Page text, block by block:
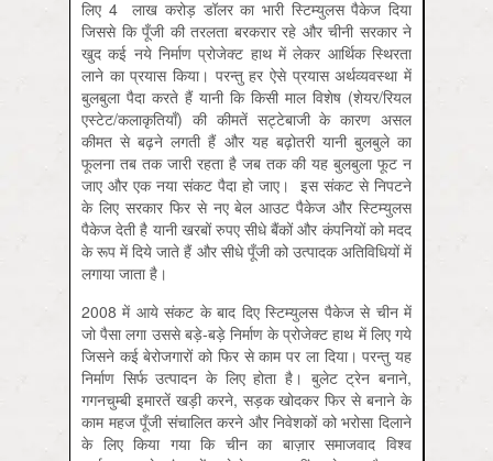
लिए 4 लाख करोड़ डॉलर का भारी स्टिम्युलस पैकेज दिया
जिससे कि पूँजी की तरलता बरकरार रहे और चीनी सरकार ने
खुद कई नये निर्माण प्रोजेक्ट हाथ में लेकर आर्थिक स्थिरता
लाने का प्रयास किया। परन्तु हर ऐसे प्रयास अर्थव्यवस्था में
बुलबुला पैदा करते हैं यानी कि किसी माल विशेष (शेयर/रियल
एस्टेट/कलाकृतियाँ) की कीमतें सट्टेबाजी के कारण असल
कीमत से बढ़ने लगती हैं और यह बढ़ोतरी यानी बुलबुले का
फूलना तब तक जारी रहता है जब तक की यह बुलबुला फूट न
जाए और एक नया संकट पैदा हो जाए। इस संकट से निपटने
के लिए सरकार फिर से नए बेल आउट पैकेज और स्टिम्युलस
पैकेज देती है यानी खरबों रुपए सीधे बैंकों और कंपनियों को मदद
के रूप में दिये जाते हैं और सीधे पूँजी को उत्पादक अतिविधियों में
लगाया जाता है।
2008 में आये संकट के बाद दिए स्टिम्युलस पैकेज से चीन में
जो पैसा लगा उससे बड़े-बड़े निर्माण के प्रोजेक्ट हाथ में लिए गये
जिसने कई बेरोजगारों को फिर से काम पर ला दिया। परन्तु यह
निर्माण सिर्फ उत्पादन के लिए होता है। बुलेट ट्रेन बनाने,
गगनचुम्बी इमारतें खड़ी करने, सड़क खोदकर फिर से बनाने के
काम महज पूँजी संचालित करने और निवेशकों को भरोसा दिलाने
के लिए किया गया कि चीन का बाज़ार समाजवाद विश्व